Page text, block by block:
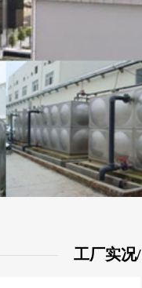
工厂实况/